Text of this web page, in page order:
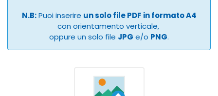
N.B:Puoi inserire un solo file PDF in formato A4
con orientamento verticale,
oppure un solo file JPG e/o PNG.